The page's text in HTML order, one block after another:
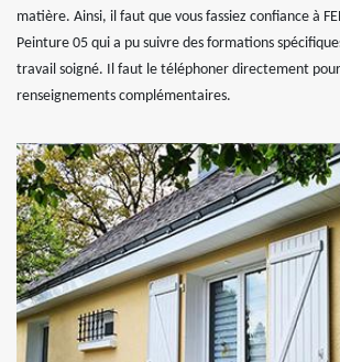
matière. Ainsi, il faut que vous fassiez confiance à
Peinture 05 qui a pu suivre des formations
travail soigné. Il faut le téléphoner directement
renseignements complémentaires.